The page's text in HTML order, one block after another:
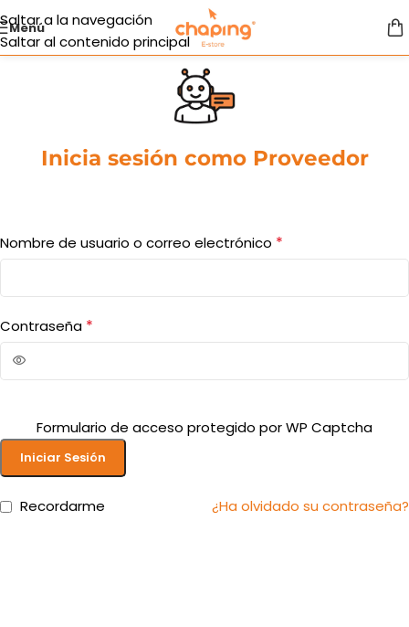
Saltar a la navegación
Saltar al contenido principal
Menú
Inicia sesión como Proveedor
Nombre de usuario o correo electrónico *
Contraseña *
Formulario de acceso protegido porWP Captcha
Iniciar Sesión
¿Ha olvidado su contraseña?
Recordarme